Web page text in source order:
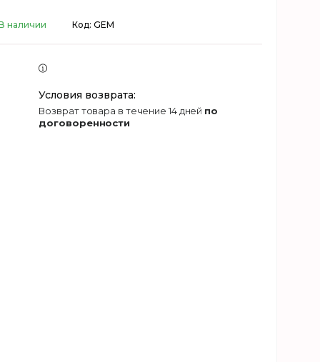
наличии Код: GEM
возврат товара в течение 14 дней по
договоренности